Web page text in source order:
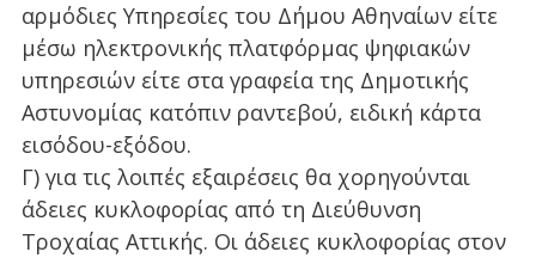
αρμόδιες Υπηρεσίες του Δήμου Αθηναίων είτε
μέσω ηλεκτρονικής πλατφόρμας ψηφιακών
υπηρεσιών είτε στα γραφεία της Δημοτικής
Αστυνομίας κατόπιν ραντεβού, ειδική κάρτα
εισόδου-εξόδου.
Γ) για τις λοιπές εξαιρέσεις θα χορηγούνται
άδειες κυκλοφορίας από τη Διεύθυνση
Τροχαίας Αττικής. Οι άδειες κυκλοφορίας στον